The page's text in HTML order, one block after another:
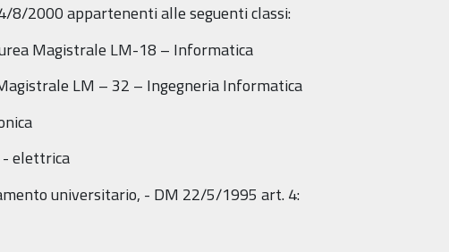
8/2000 appartenenti alle seguenti classi:
Magistrale LM-18 – Informatica
LM – 32 – Ingegneria Informatica
- elettrica
universitario, - DM 22/5/1995 art. 4: